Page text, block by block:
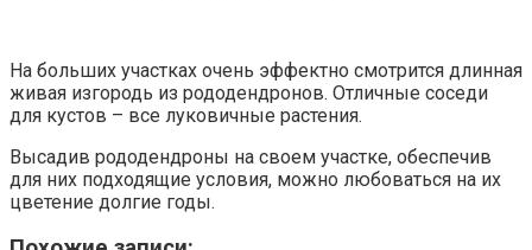
На больших участках очень эффектно смотрится длинная
живая изгородь из рододендронов. Отличные соседи
для кустов – все луковичные растения.
Высадив рододендроны на своем участке, обеспечив
для них подходящие условия, можно любоваться на их
цветение долгие годы.